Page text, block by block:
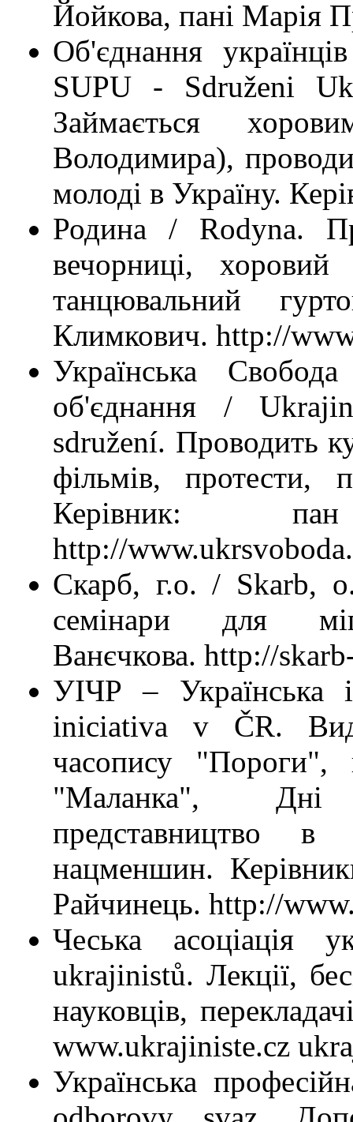
Йойкова, пані Марія
Об'єднання
SUPU - Sdruženi
Займається
Володимира),
молоді в Україну.
Родина / Rodyna.
вечорниці,
танцювальний
Климкович. http://
Українська
об'єднання /
sdružení. Проводить
фільмів, протести,
Керівник:
http://
Скарб, г.о. / Skarb,
семінари для
Ванєчкова. http://
УІЧР – Українська
iniciativa v ČR.
часопису "Пороги",
"Маланка", Дні
представництво
нацменшин.
Райчинець. http://
Чеська асоціація
ukrajinistů. Лекції,
науковців,
www.ukrajiniste.cz
Українська